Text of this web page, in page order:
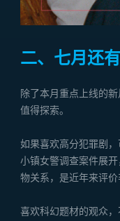
二、七月还
除了本月重点上线的
值得探索。
如果喜欢高分犯罪剧
小镇女警调查案件展
物关系，是近年来评价
喜欢科幻题材的观众